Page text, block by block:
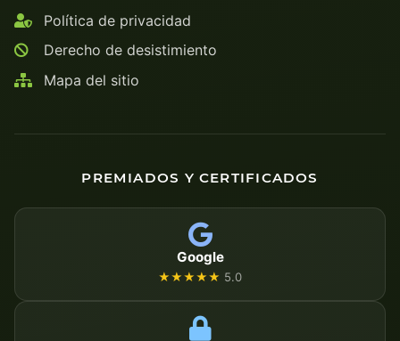
Política de privacidad
Derecho de desistimiento
Mapa del sitio
PREMIADOS Y CERTIFICADOS
Google
★★★★★ 5.0